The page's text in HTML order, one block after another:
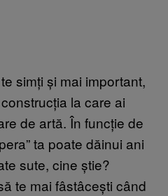
simți și mai important,
la care ai
de artă. În funcție de
ta poate dăinui ani
sute, cine știe?
te mai fâstâcești când